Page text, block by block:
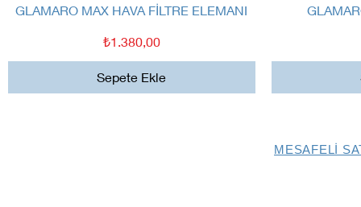
Hızlı Bakış
GLAMARO MAX HAVA FİLTRE ELEMANI
Fiyat
₺1.380,00
Sepete Ekle
MESAFELİ